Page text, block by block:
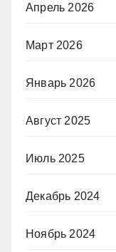
Апрель 2026
Март 2026
Январь 2026
Август 2025
Июль 2025
Декабрь 2024
Ноябрь 2024